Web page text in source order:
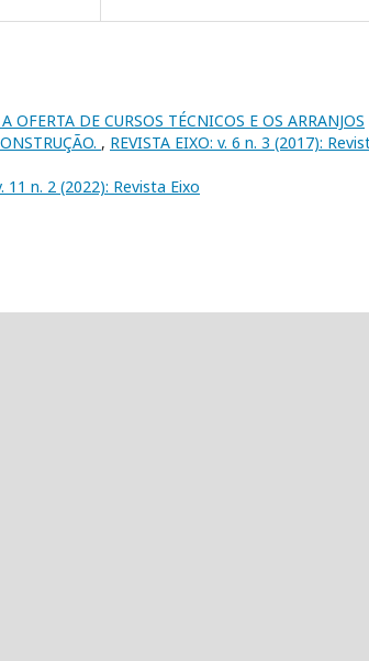
OFERTA DE CURSOS TÉCNICOS E OS ARRANJOS
, REVISTA EIXO: v. 6 n. 3 (2017):
11 n. 2 (2022): Revista Eixo